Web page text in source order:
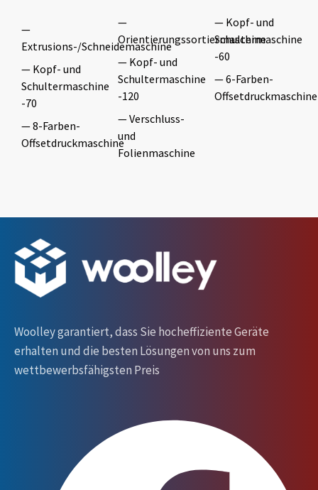
—
Extrusions-/Schneidemaschine
— Kopf- und
Schultermaschine
-70
— 8-Farben-
Offsetdruckmaschine
—
Orientierungssortiermaschine
— Kopf- und
Schultermaschine
-120
— Verschluss-
und
Folienmaschine
— Kopf- und
Schultermaschine
-60
— 6-Farben-
Offsetdruckmaschine
Woolley garantiert, dass Sie hocheffiziente Geräte
erhalten und die besten Lösungen von uns zum
wettbewerbsfähigsten Preis